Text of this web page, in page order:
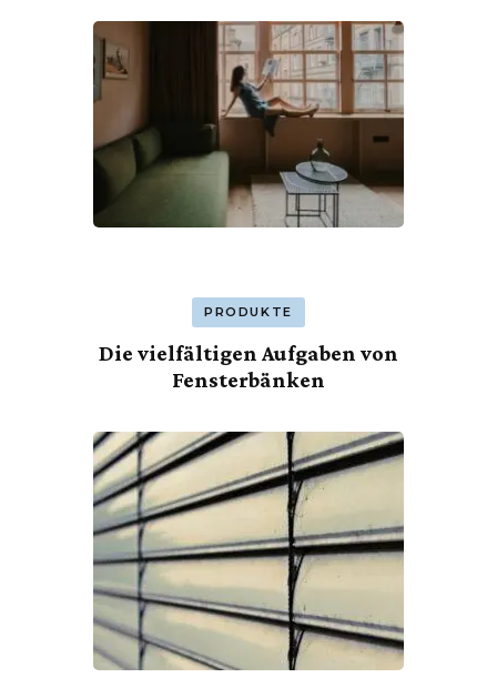
PRODUKTE
Die vielfältigen Aufgaben von
Fensterbänken